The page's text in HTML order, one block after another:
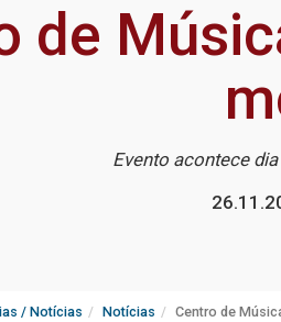
de
Evento acontece
/ Notícias Notícias Centro de